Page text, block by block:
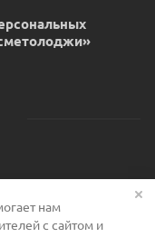
нам
с сайтом и